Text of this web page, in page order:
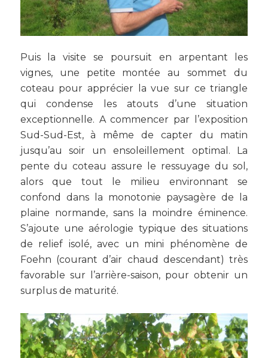
Puis la visite se poursuit en arpentant les
vignes, une petite montée au sommet du
coteau pour apprécier la vue sur ce triangle
qui condense les atouts d’une situation
exceptionnelle. A commencer par l’exposition
Sud-Sud-Est, à même de capter du matin
jusqu’au soir un ensoleillement optimal. La
pente du coteau assure le ressuyage du sol,
alors que tout le milieu environnant se
confond dans la monotonie paysagère de la
plaine normande, sans la moindre éminence.
S’ajoute une aérologie typique des situations
de relief isolé, avec un mini phénomène de
Foehn (courant d’air chaud descendant) très
favorable sur l’arrière-saison, pour obtenir un
surplus de maturité.